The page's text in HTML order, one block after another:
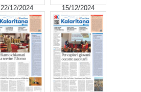
22/12/2024 15/12/2024